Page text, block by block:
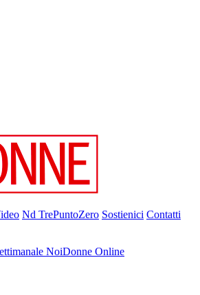
Nd TrePuntoZero Sostienici Contatti
NoiDonne Online